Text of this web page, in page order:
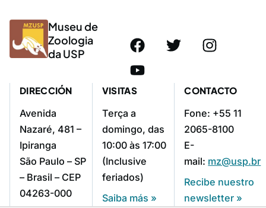
Museu de
Zoologia
da USP
DIRECCIÓN
Avenida
Nazaré, 481 –
Ipiranga
São Paulo – SP
– Brasil – CEP
04263-000
VISITAS
Terça a
domingo, das
10:00 às 17:00
(Inclusive
feriados)
Saiba más »
CONTACTO
Fone: +55 11
2065-8100
E-
mail: mz@usp.br
Recibe nuestro
newsletter »